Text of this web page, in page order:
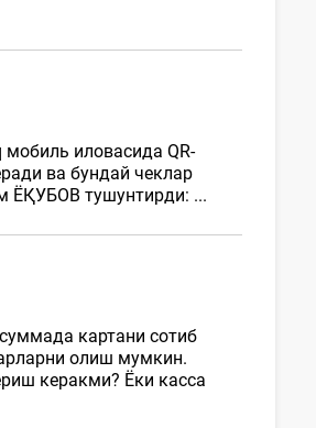
иловасида QR-
ва бундай чеклар
ЁҚУБОВ тушунтирди: ...
картани сотиб
олиш мумкин.
керакми? Ёки касса